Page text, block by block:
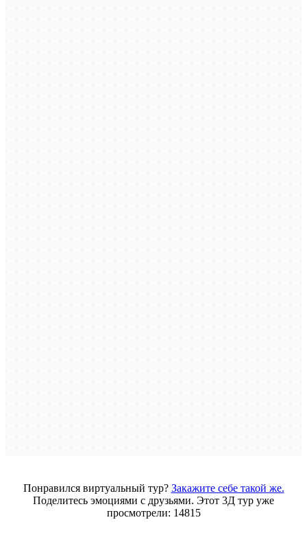
Понравился виртуальный тур? Закажите себе такой же.
Поделитесь эмоциями с друзьями. Этот 3Д тур уже
просмотрели: 14815